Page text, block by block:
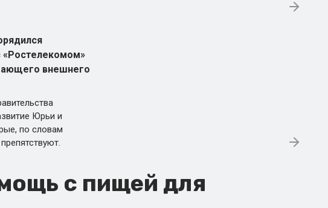
«Ростелекомом»
внешнего
Юрьи и
по словам
с пищей для